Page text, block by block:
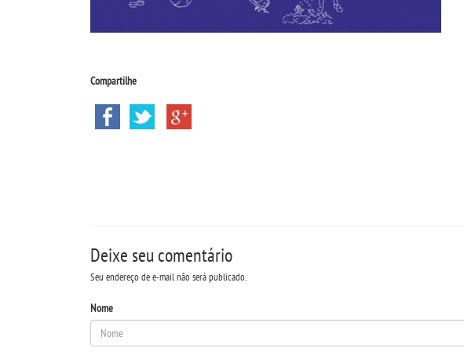
Compartilhe
Deixe seu comentário
Seu endereço de e-mail não será publicado.
Nome